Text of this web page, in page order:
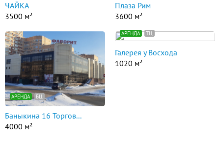
ЧАЙКА
3500 м²
Плаза Рим
3600 м²
АРЕНДА БЦ
Баныкина 16 Торгов...
4000 м²
АРЕНДА ТЦ
Галерея у Восхода
1020 м²